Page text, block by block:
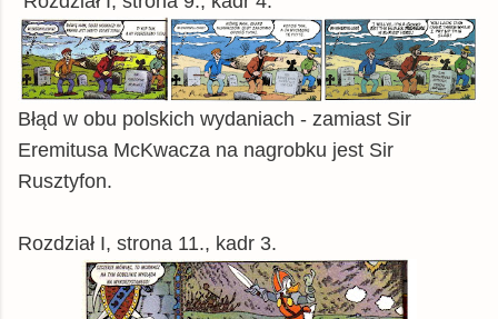
Błąd w obu polskich wydaniach - zamiast Sir
Eremitusa McKwacza na nagrobku jest Sir
Rusztyfon.
Rozdział I, strona 11., kadr 3.